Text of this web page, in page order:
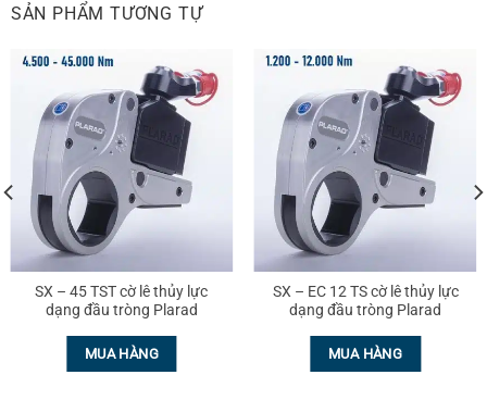
SẢN PHẨM TƯƠNG TỰ
SX – 45 TST cờ lê thủy lực
dạng đầu tròng Plarad
MUA HÀNG
SX – EC 12 TS cờ lê thủy lực
dạng đầu tròng Plarad
MUA HÀNG